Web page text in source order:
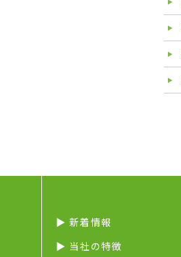
▶︎ 新着情報
▶︎ 当社の特徴